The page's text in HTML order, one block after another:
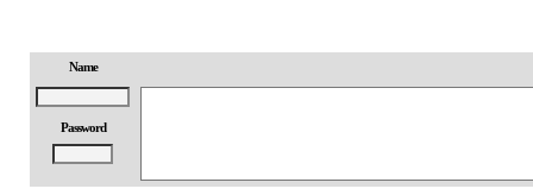
Name
Password